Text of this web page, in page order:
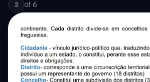
2 of 6